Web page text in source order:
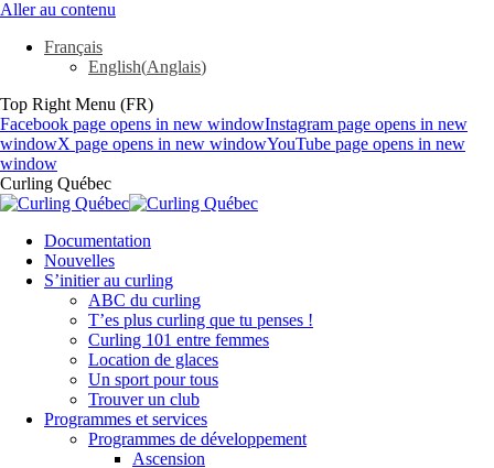
Aller au contenu
Français
English(Anglais)
Top Right Menu (FR)
Facebook page opens in new windowInstagram page opens in new
windowX page opens in new windowYouTube page opens in new
window
Curling Québec
Documentation
Nouvelles
S’initier au curling
ABC du curling
T’es plus curling que tu penses !
Curling 101 entre femmes
Location de glaces
Un sport pour tous
Trouver un club
Programmes et services
Programmes de développement
Ascension